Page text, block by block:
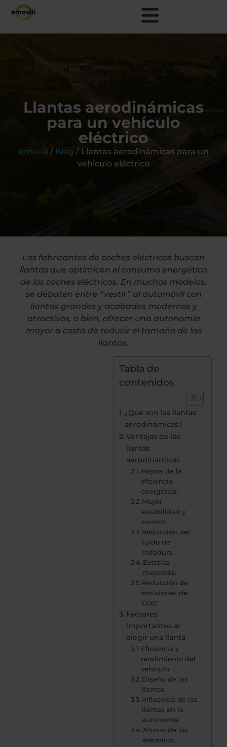
Llantas aerodinámicas
para un vehículo
eléctrico
emovili / Blog / Llantas aerodinámicas para un
vehículo eléctrico
Los fabricantes de coches eléctricos buscan
llantas que optimicen el consumo energético
de los coches eléctricos. En muchos modelos,
se debaten entre “vestir” al automóvil con
llantas grandes y acabados modernos y
atractivos, o bien, ofrecer una autonomía
mayor a costa de reducir el tamaño de las
llantas.
Tabla de
contenidos
¿Qué son las llantas
aerodinámicas?
Ventajas de las
llantas
aerodinámicas
Mejora de la
eficiencia
energética:
Mayor
estabilidad y
control:
Reducción del
ruido de
rodadura:
Estética
mejorada:
Reducción de
emisiones de
CO2:
Factores
importantes al
elegir una llanta
Eficiencia y
rendimiento del
vehículo
Diseño de las
llantas
Influencia de las
llantas en la
autonomía
Ahorro de los
eléctricos